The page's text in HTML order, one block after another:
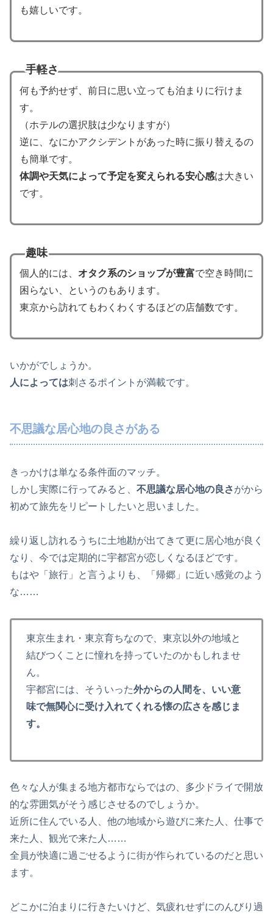
も嬉しいです。
手軽さ
何も予約せず、前日に思い立っても泊まりに行けま
す。
（ホテルの選択肢は少なりますが）
逆に、なにかアクシデントがあった時に振り替えるの
も簡単です。
体調や天気によって予定を変えられる安心感は大きい
です。
趣味
個人的には、 オタク系のショップが豊富で空き時間に
困らない、というのもあります。
東京から訪れてもわくわくするほどの店舗数です。
いかがでしょうか。
人によっては刺さるポイントが満載です。
不思議な居心地の良さがある
きっかけは単なる条件面のマッチ。
しかし実際に行ってみると、 不思議な居心地の良さがから
初めて旅先をリピートしたいと思いました。
繰り返し訪れるうちに土地勘が出てきて更に居心地が良く
なり、今では定期的に宇都宮が恋しくなるほどです。
もはや「旅行」と言うよりも、「帰郷」に近い感覚のよう
な……
東京生まれ・東京育ちなので、東京以外の地域と
結びつくことに憧れを持っていたのかもしれませ
ん。
宇都宮には、そういった外からの人間を、いい意
味で無関心に受け入れてくれる懐の広さを感じま
す。
色々な人が集まる地方都市ならではの、多少ドライで開放
的な雰囲気がそう感じさせるのでしょうか。
近所に住んでいる人、他の地域から遊びに来た人、仕事で
来た人、観光で来た人……
全員が快適に過ごせるように街が作られているのだと思い
ます。
どこかに泊まりに行きたいけど、気疲れせずにのんびり過